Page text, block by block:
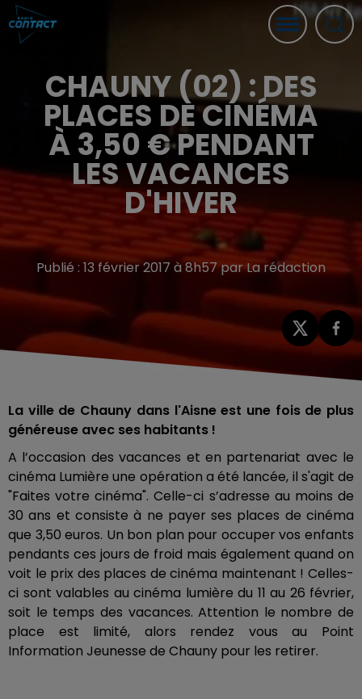
CHAUNY (02) : DES
PLACES DE CINÉMA
À 3,50 € PENDANT
LES VACANCES
D'HIVER
Publié : 13 février 2017 à 8h57 par La rédaction
La ville de Chauny dans l'Aisne est une fois de plus
généreuse avec ses habitants !
A l’occasion des vacances et en partenariat avec le
cinéma Lumière une opération a été lancée, il s'agit de
"Faites votre cinéma". Celle-ci s’adresse au moins de
30 ans et consiste à ne payer ses places de cinéma
que 3,50 euros. Un bon plan pour occuper vos enfants
pendants ces jours de froid mais également quand on
voit le prix des places de cinéma maintenant ! Celles-
ci sont valables au cinéma lumière du 11 au 26 février,
soit le temps des vacances. Attention le nombre de
place est limité, alors rendez vous au Point
Information Jeunesse de Chauny pour les retirer.